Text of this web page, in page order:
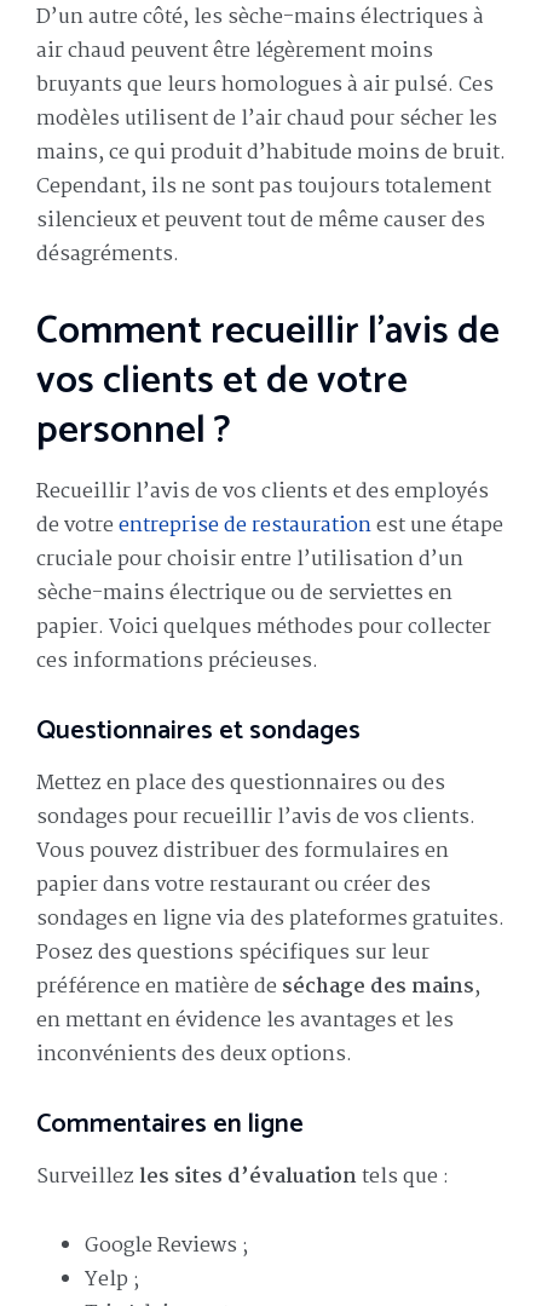
D’un autre côté, les sèche-mains électriques à
air chaud peuvent être légèrement moins
bruyants que leurs homologues à air pulsé. Ces
modèles utilisent de l’air chaud pour sécher les
mains, ce qui produit d’habitude moins de bruit.
Cependant, ils ne sont pas toujours totalement
silencieux et peuvent tout de même causer des
désagréments.
Comment recueillir l’avis de
vos clients et de votre
personnel ?
Recueillir l’avis de vos clients et des employés
de votreentreprise de restaurationest une étape
cruciale pour choisir entre l’utilisation d’un
sèche-mains électrique ou de serviettes en
papier. Voici quelques méthodes pour collecter
ces informations précieuses.
Questionnaires et sondages
Mettez en place des questionnaires ou des
sondages pour recueillir l’avis de vos clients.
Vous pouvez distribuer des formulaires en
papier dans votre restaurant ou créer des
sondages en ligne via des plateformes gratuites.
Posez des questions spécifiques sur leur
préférence en matière de séchage des mains,
en mettant en évidence les avantages et les
inconvénients des deux options.
Commentaires en ligne
Surveillezles sites d’évaluationtels que :
Google Reviews ;
Yelp ;